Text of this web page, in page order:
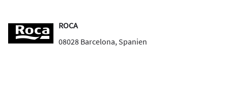
ROCA
08028 Barcelona, Spanien